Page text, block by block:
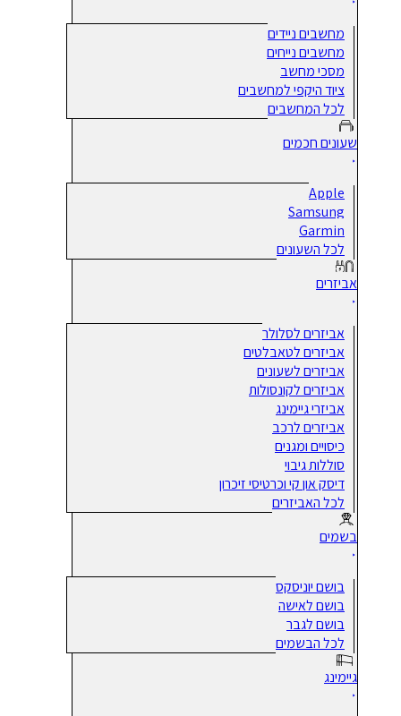
מחשבים ניידים
מחשבים נייחים
מסכי מחשב
ציוד היקפי למחשבים
לכל המחשבים
שעונים חכמים
Apple
Samsung
Garmin
לכל השעונים
אביזרים
אביזרים לסלולר
אביזרים לטאבלטים
אביזרים לשעונים
אביזרים לקונסולות
אביזרי גיימינג
אביזרים לרכב
כיסויים ומגנים
סוללות גיבוי
דיסק און קי וכרטיסי זיכרון
לכל האביזרים
בשמים
בושם יוניסקס
בושם לאישה
בושם לגבר
לכל הבשמים
גיימינג